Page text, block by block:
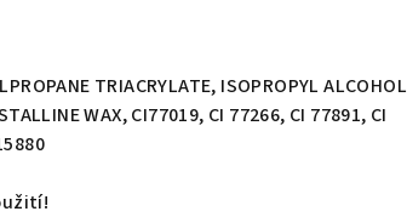
TRIACRYLATE, ISOPROPYL ALCOHOL
WAX, CI77019, CI 77266, CI 77891, CI